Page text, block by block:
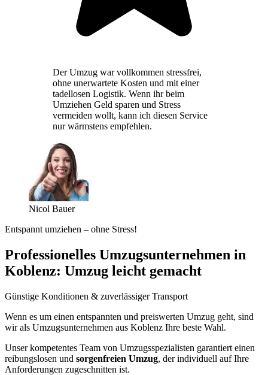
Der Umzug war vollkommen stressfrei,
ohne unerwartete Kosten und mit einer
tadellosen Logistik. Wenn ihr beim
Umziehen Geld sparen und Stress
vermeiden wollt, kann ich diesen Service
nur wärmstens empfehlen.
Nicol Bauer
Entspannt umziehen – ohne Stress!
Professionelles Umzugsunternehmen in
Koblenz: Umzug leicht gemacht
Günstige Konditionen & zuverlässiger Transport
Wenn es um einen entspannten und preiswerten Umzug geht, sind
wir als Umzugsunternehmen aus Koblenz Ihre beste Wahl.
Unser kompetentes Team von Umzugsspezialisten garantiert einen
reibungslosen und sorgenfreien Umzug, der individuell auf Ihre
Anforderungen zugeschnitten ist.